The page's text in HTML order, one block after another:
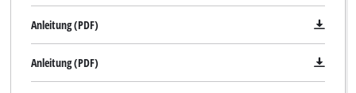
Anleitung (PDF)
Anleitung (PDF)